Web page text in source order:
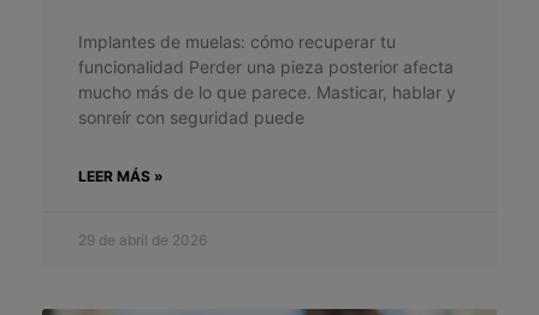
Implantes de muelas: cómo recuperar tu
funcionalidad Perder una pieza posterior afecta
mucho más de lo que parece. Masticar, hablar y
sonreír con seguridad puede
LEER MÁS »
29 de abril de 2026